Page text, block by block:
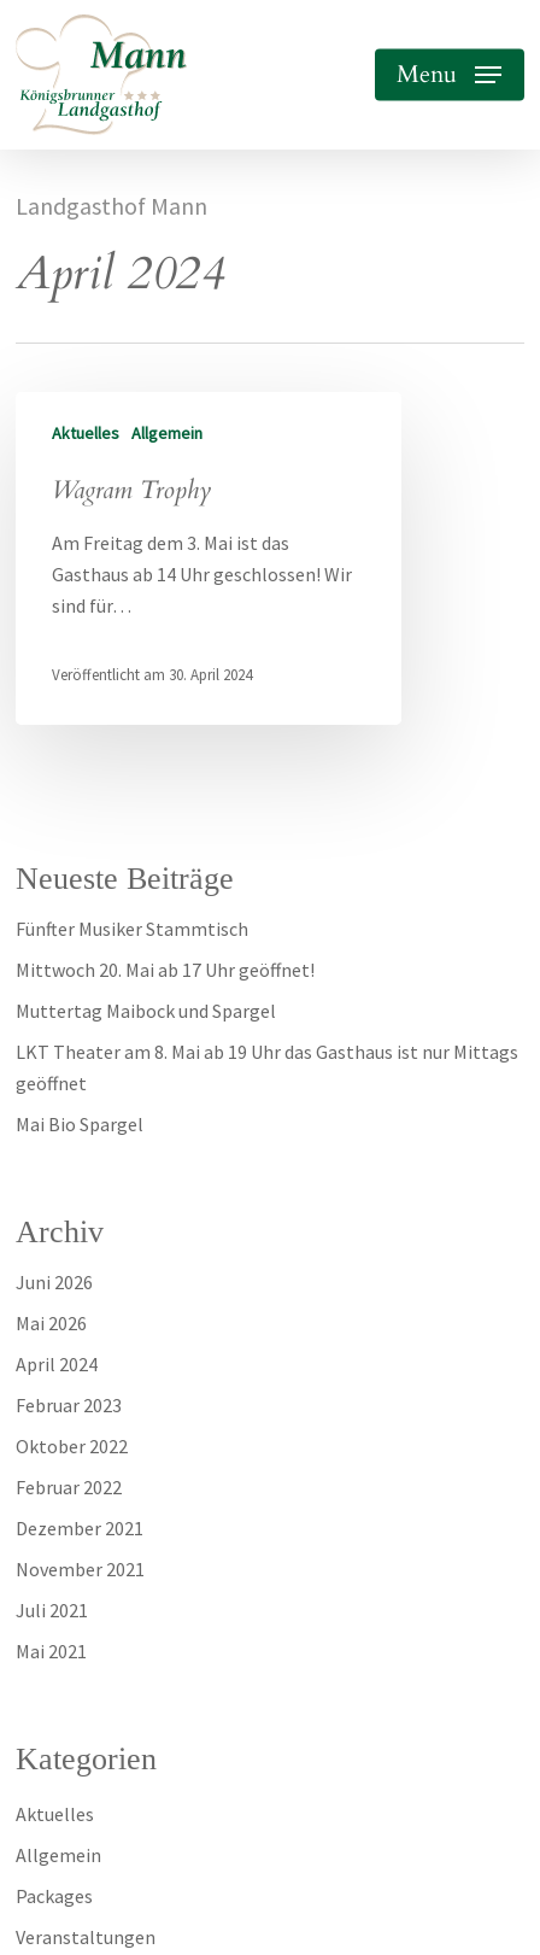
to
main
content
Menu
Landgasthof Mann
April 2024
TrophyAktuelles Allgemein
Wagram Trophy
Am Freitag dem 3. Mai ist das
Gasthaus ab 14 Uhr geschlossen! Wir
sind für…
30. April 2024
Neueste Beiträge
Fünfter Musiker Stammtisch
Mittwoch 20. Mai ab 17 Uhr geöffnet!
Muttertag Maibock und Spargel
LKT Theater am 8. Mai ab 19 Uhr das Gasthaus ist nur Mittags
geöffnet
Mai Bio Spargel
Archiv
Juni 2026
Mai 2026
April 2024
Februar 2023
Oktober 2022
Februar 2022
Dezember 2021
November 2021
Juli 2021
Mai 2021
Kategorien
Aktuelles
Allgemein
Packages
Veranstaltungen